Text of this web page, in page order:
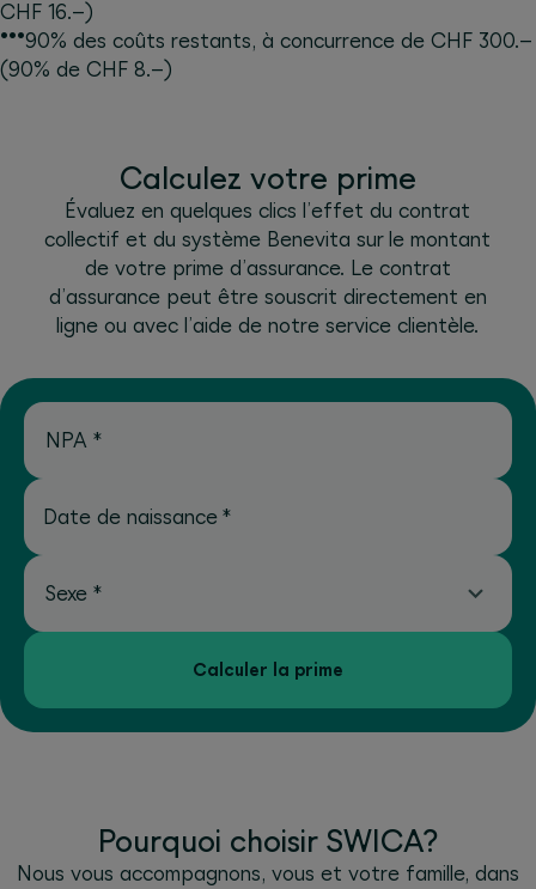
CHF 16.–)
•••90% des coûts restants, à concurrence de CHF 300.–
(90% de CHF 8.–)
Calculez votre prime
Évaluez en quelques clics l’effet du contrat
collectif et du système Benevita sur le montant
de votre prime d’assurance. Le contrat
d’assurance peut être souscrit directement en
ligne ou avec l’aide de notre service clientèle.
NPA *
Date de naissance *
Sexe *
Calculer la prime
Pourquoi choisir SWICA?
Nous vous accompagnons, vous et votre famille, dans